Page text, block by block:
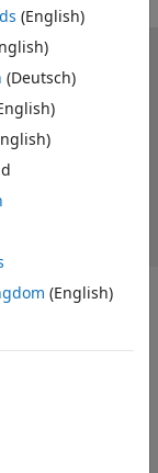
(English)
(Deutsch)
(English)
程序状态